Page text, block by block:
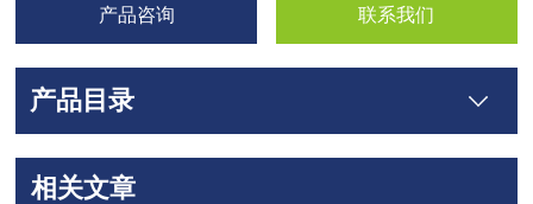
产品咨询 联系我们
产品目录
相关文章